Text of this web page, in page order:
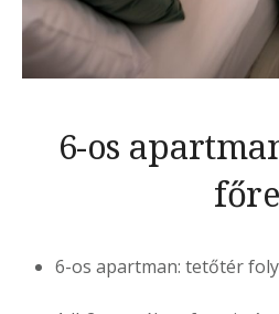
6-os
főre
6-os apartman: tetőtér